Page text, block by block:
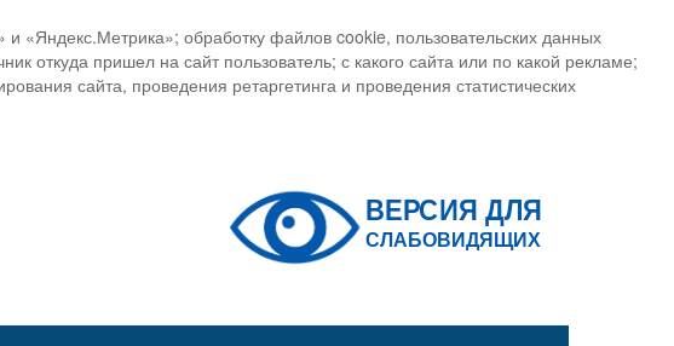
«Яндекс.Метрика»; обработку файлов cookie, пользовательских данных
откуда пришел на сайт пользователь; с какого сайта или по какой рекламе;
сайта, проведения ретаргетинга и проведения статистических